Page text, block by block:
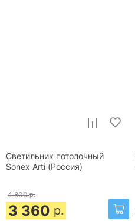
Светильник потолочный
Sonex Arti (Россия)
4 800 р.
3 360 р.